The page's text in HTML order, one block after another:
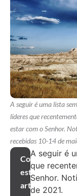
A seguir é uma lista
líderes que
estar com o Senhor.
recebidas 10-14 de
Compartilhar
este
artigo
A seguir é
que
Senhor.
de 2021.